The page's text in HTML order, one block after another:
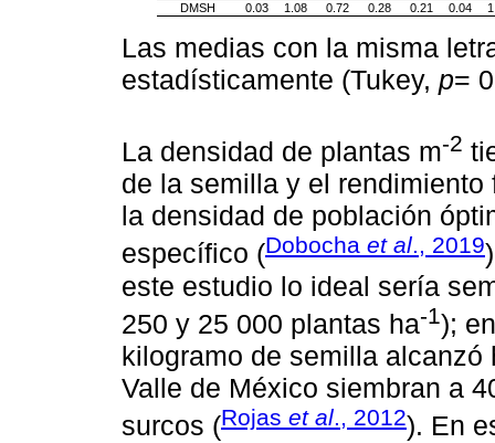
DMSH
0.03 1.08 0.72 0.28 0.21 0.04
Las medias con la misma
estadísticamente (Tukey, p=
La densidad de plantas m-2
de la semilla y el
la densidad de población
específico (Dobocha et al., 2019
este estudio lo ideal sería
250 y 25 000 plantas ha-1);
kilogramo de semilla
Valle de México siembran a
surcos (Rojas et al., 2012). En